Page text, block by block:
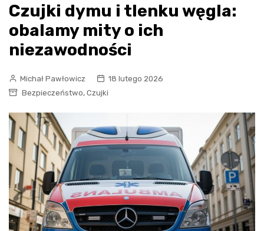
Czujki dymu i tlenku węgla:
obalamy mity o ich
niezawodności
Michał Pawłowicz
18 lutego 2026
Bezpieczeństwo, Czujki